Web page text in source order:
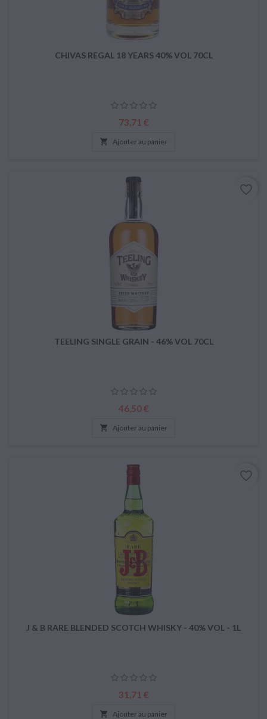
CHIVAS REGAL 18 YEARS 40% VOL 70CL
Prix
73,71 €
 Ajouter au panier
TEELING SINGLE GRAIN - 46% VOL 70CL
Prix
46,50 €
 Ajouter au panier
favorite_border
J & B RARE BLENDED SCOTCH WHISKY - 40% VOL - 1L
Prix
31,71 €
 Ajouter au panier
favorite_border